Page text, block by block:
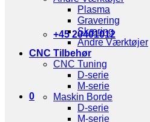
+45 20401012
0
Plasma
Gravering
Skæring
Andre Værktøjer
CNC Tilbehør
CNC Tuning
D-serie
M-serie
Maskin Borde
D-serie
M-serie